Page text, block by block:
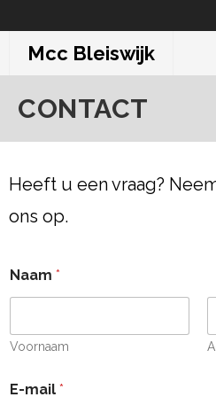
to
contentMcc Bleiswijk
CONTACT
Heeft u een vraag?
ons op.
e
a
t
i
b
Naam *
Voornaam
E-mail *